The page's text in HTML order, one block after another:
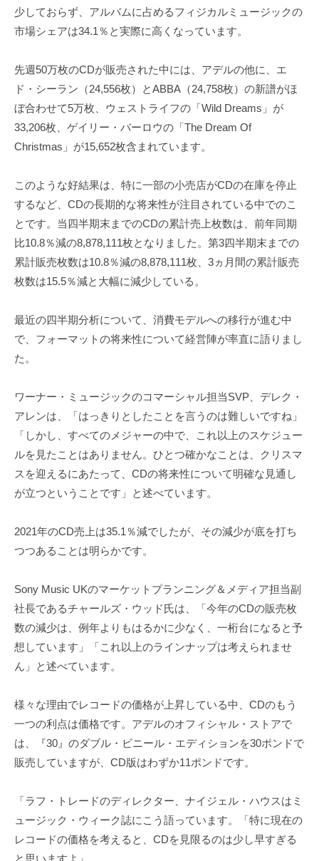
少しておらず、アルバムに占めるフィジカルミュージックの
市場シェアは34.1％と実際に高くなっています。
先週50万枚のCDが販売された中には、アデルの他に、エ
ド・シーラン（24,556枚）とABBA（24,758枚）の新譜がほ
ぼ合わせて5万枚、ウェストライフの「Wild Dreams」が
33,206枚、ゲイリー・バーロウの「The Dream Of
Christmas」が15,652枚含まれています。
このような好結果は、特に一部の小売店がCDの在庫を停止
するなど、CDの長期的な将来性が注目されている中でのこ
とです。当四半期末までのCDの累計売上枚数は、前年同期
比10.8％減の8,878,111枚となりました。第3四半期末までの
累計販売枚数は10.8％減の8,878,111枚、3ヵ月間の累計販売
枚数は15.5％減と大幅に減少している。
最近の四半期分析について、消費モデルへの移行が進む中
で、フォーマットの将来性について経営陣が率直に語りまし
た。
ワーナー・ミュージックのコマーシャル担当SVP、デレク・
アレンは、「はっきりとしたことを言うのは難しいですね」
「しかし、すべてのメジャーの中で、これ以上のスケジュー
ルを見たことはありません。ひとつ確かなことは、クリスマ
スを迎えるにあたって、CDの将来性について明確な見通し
が立つということです」と述べています。
2021年のCD売上は35.1％減でしたが、その減少が底を打ち
つつあることは明らかです。
Sony Music UKのマーケットプランニング＆メディア担当副
社長であるチャールズ・ウッド氏は、「今年のCDの販売枚
数の減少は、例年よりもはるかに少なく、一桁台になると予
想しています」「これ以上のラインナップは考えられませ
ん」と述べています。
様々な理由でレコードの価格が上昇している中、CDのもう
一つの利点は価格です。アデルのオフィシャル・ストアで
は、『30』のダブル・ビニール・エディションを30ポンドで
販売していますが、CD版はわずか11ポンドです。
「ラフ・トレードのディレクター、ナイジェル・ハウスはミ
ュージック・ウィーク誌にこう語っています。「特に現在の
レコードの価格を考えると、CDを見限るのは少し早すぎる